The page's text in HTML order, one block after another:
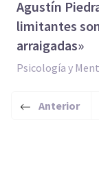
Agustín
limitantes
arraigadas»
Psicología y
Anterior